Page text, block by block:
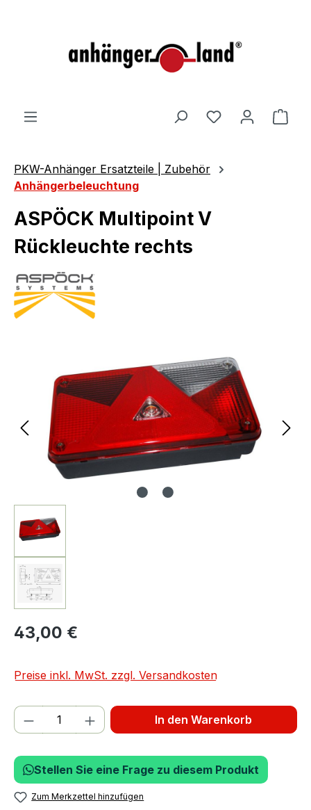
PKW-Anhänger Ersatzteile | Zubehör
Anhängerbeleuchtung
ASPÖCK Multipoint V
Rückleuchte rechts
43,00 €
Preise inkl. MwSt. zzgl. Versandkosten
Produkt Anzahl: Gib den gewünschten
In den Warenkorb
Stellen Sie eine Frage zu diesem Produkt
Zum Merkzettel hinzufügen